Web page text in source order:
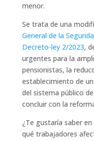
menor.
Se trata de una
General de la
Decreto-ley 2/2023,
urgentes para la
pensionistas, la
establecimiento de
del sistema público
concluir con la
¿Te gustaría saber
qué trabajadores